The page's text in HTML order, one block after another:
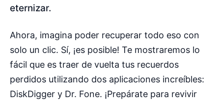
eternizar.
Ahora, imagina poder recuperar todo eso con
solo un clic. Sí, ¡es posible! Te mostraremos lo
fácil que es traer de vuelta tus recuerdos
perdidos utilizando dos aplicaciones increíbles:
DiskDigger y Dr. Fone. ¡Prepárate para revivir